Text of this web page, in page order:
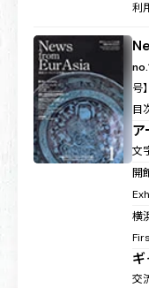
利
号】
目
文
開
横
交